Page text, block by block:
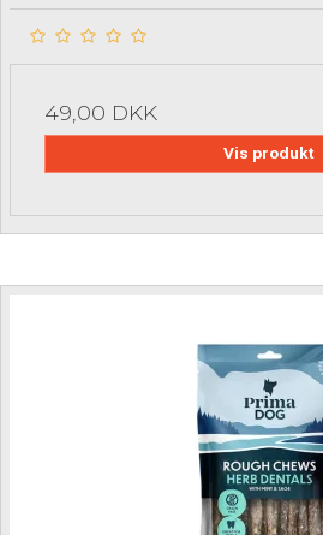
49,00 DKK
Vis produkt